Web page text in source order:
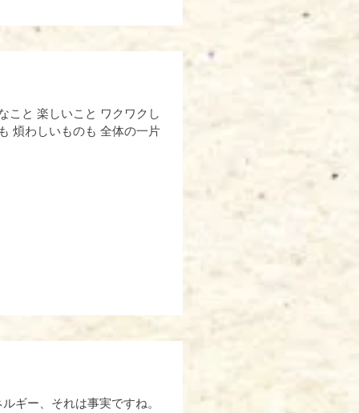
こと 楽しいこと ワクワクし
煩わしいものも 全体の一片
ギー、それは事実ですね。